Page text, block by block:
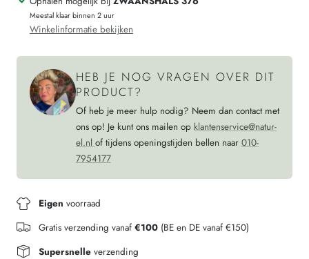
CHIRINGGUITO
linnen
ALOHA
CHIRINGGUITO
Meestal klaar binnen 2 uur
Winkelinformatie bekijken
HEB JE NOG VRAGEN OVER DIT
PRODUCT?
Of heb je meer hulp nodig? Neem dan contact met
ons op! Je kunt ons mailen op klantenservice@natur-
el.nl of tijdens openingstijden bellen naar 010-
7954177
Eigen voorraad
Gratis verzending vanaf €100 (BE en DE vanaf €150)
Supersnelleverzending